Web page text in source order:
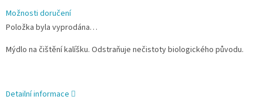
Možnosti doručení
Položka byla vyprodána…
Mýdlo na čištění kalíšku. Odstraňuje nečistoty biologického původu.
Detailní informace